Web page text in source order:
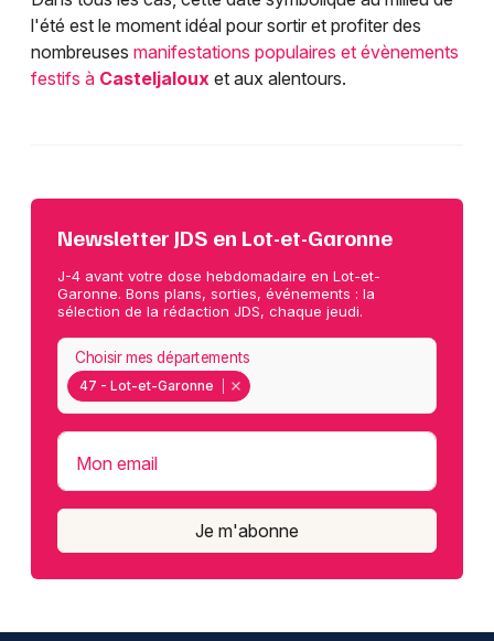
l'été est le moment idéal pour sortir et profiter des
nombreuses manifestations populaires et évènements
festifs à Casteljaloux et aux alentours.
Newsletter JDS en Lot-et-Garonne
J-4 avant votre dose hebdomadaire en Lot-et-
Garonne. Bons plans, sorties, événements : la
sélection de la rédaction JDS, chaque jeudi.
47 - Lot-et-Garonne
Choisir mes départements
Mon email
Je m'abonne